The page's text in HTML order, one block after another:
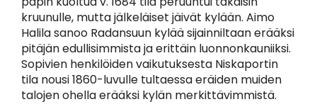
kruunulle, mutta jälkeläiset jäivät kylään. Aimo
Halila sanoo Radansuun kylää sijainniltaan erääksi
pitäjän edullisimmista ja erittäin luonnonkauniiksi.
Sopivien henkilöiden vaikutuksesta Niskaportin
tila nousi 1860-luvulle tultaessa eräiden muiden
talojen ohella erääksi kylän merkittävimmistä.